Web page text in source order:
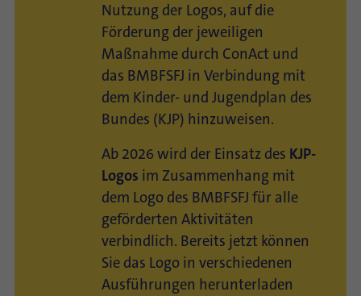
Nutzung der Logos, auf die
Förderung der jeweiligen
Maßnahme durch ConAct und
das BMBFSFJ in Verbindung mit
dem Kinder- und Jugendplan des
Bundes (KJP) hinzuweisen.
Ab 2026 wird der Einsatz des KJP-
Logos im Zusammenhang mit
dem Logo des BMBFSFJ für alle
geförderten Aktivitäten
verbindlich. Bereits jetzt können
Sie das Logo in verschiedenen
Ausführungen herunterladen